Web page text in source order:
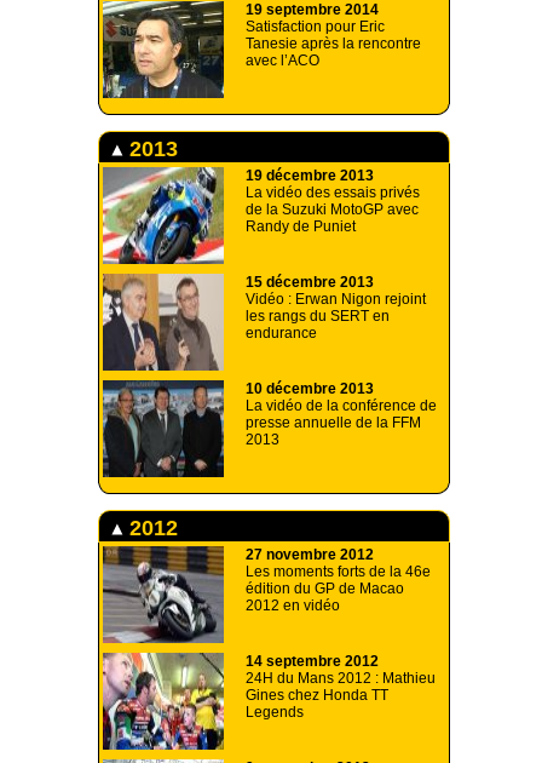
19 septembre 2014
Satisfaction pour Eric
Tanesie après la rencontre
avec l’ACO
2013
19 décembre 2013
La vidéo des essais privés
de la Suzuki MotoGP avec
Randy de Puniet
15 décembre 2013
Vidéo : Erwan Nigon rejoint
les rangs du SERT en
endurance
10 décembre 2013
La vidéo de la conférence de
presse annuelle de la FFM
2013
2012
27 novembre 2012
Les moments forts de la 46e
édition du GP de Macao
2012 en vidéo
14 septembre 2012
24H du Mans 2012 : Mathieu
Gines chez Honda TT
Legends